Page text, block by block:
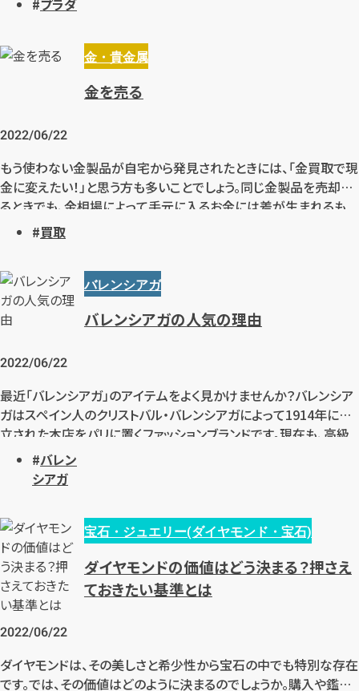
プラダ
金・貴金属
金を売る
2022/06/22
もう使わない金製品が自宅から発見されたときには、「金買取で現
金に変えたい！」と思う方も多いことでしょう。同じ金製品を売却す
るときでも、金相場によって手元に入るお金には差が生まれるも
の。「できるだけ高値で売りたい！」と思ったときには、金相場の仕組
みや買取参考価格が決定される要因について、知っておくのがオス
金相場はどのように動くもので、それをもとに買取参考価格はどう
決まっているのでしょうか。金製品を高く売るために知っておきたい
情報をまとめます。
買取
バレンシアガ
バレンシアガの人気の理由
2022/06/22
最近「バレンシアガ」のアイテムをよく見かけませんか？バレンシア
ガはスペイン人のクリストバル・バレンシアガによって1914年に設
立された本店をパリに置くファッションブランドです。現在も、高級
ブランドとして名前が売れているバレンシアガですが、元々は高級
オーダー服店でオーダーがあった洋服を販売している店舗でし
た。現在ではラグジュアリーストーリーブランドに位置しているバレ
その後倒産の危機もありながらグッチグループの傘下となり、ハイ
ブランドとして定着、現在の立ち位置に至るブランドに成長しまし
た。最近のバレンシアガはロゴマークが変わり、アパレルもストリー
トファッションに近いものを取り扱いしており、ストリートファッショ
ン好きはもちろんブランド好きの人も愛用しており、人気が高まっ
ているため街で着用している人も増えてきているのです。
バレン
シアガ
宝石・ジュエリー(ダイヤモンド・宝石)
ダイヤモンドの価値はどう決まる？押さえ
ておきたい基準とは
2022/06/22
ダイヤモンドは、その美しさと希少性から宝石の中でも特別な存在
です。では、その価値はどのように決まるのでしょうか。購入や鑑定